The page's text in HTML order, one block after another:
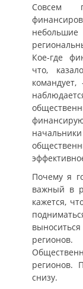
Совсем
Кое-где
что,
Почему я
важный в
кажется,
регионов.
снизу.